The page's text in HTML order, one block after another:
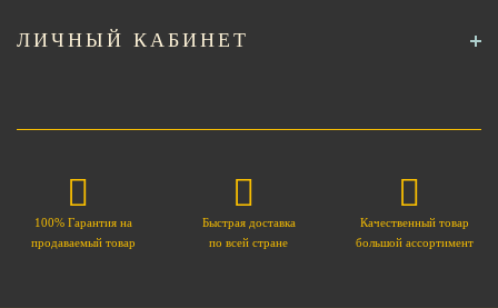
ЛИЧНЫЙ КАБИНЕТ
100% Гарантия на
продаваемый товар
Быстрая доставка
по всей стране
Качественный товар
большой ассортимент